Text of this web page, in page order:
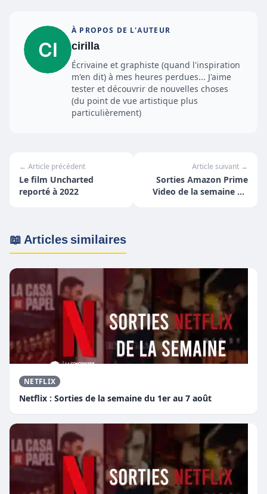
À PROPOS DE L'AUTEUR
cirilla
Écrivaine et graphiste (quand l'inspiration
m'en dit) à mes heures perdues... J'aime
tester et découvrir de nouvelles choses
(du point de vue artistique plus
particulièrement)
← Article précédent
Le film Uncharted
reporté à 2022
Article suivant →
Sorties Amazon Prime
Video de la semaine du
📖 Articles similaires
NETFLIX
Netflix : Sorties de la semaine du 1er au 7 août